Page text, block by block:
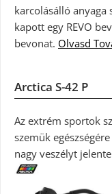
karcolásálló anyaga
kapott egy REVO
bevonat. Olvasd
Arctica S-42 P
Az extrém sportok
szemük
nagy veszélyt